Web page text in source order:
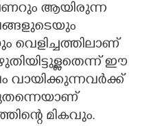
ആയിരുന്ന
ഈ
വായിക്കുന്നവർക്ക്
മികവും.